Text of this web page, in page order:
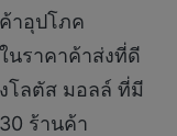
าอุปโภค
นราคาค้าส่งที่ดี
โลตัส มอลล์ ที่มี
ร้านค้า